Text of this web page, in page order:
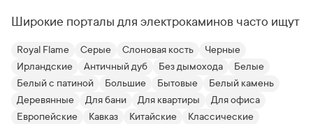
Широкие порталы для электрокаминов часто ищут
Royal Flame Серые Слоновая кость
Черные
Ирландские
Античный дуб Без дымохода
Белые
Белый с патиной
Большие Бытовые
Белый камень
Деревянные
Для бани Для квартиры
Для офиса
Европейские
Кавказ Китайские
Классические